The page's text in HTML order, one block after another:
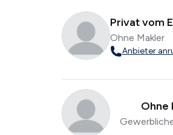
Privat vom
Ohne Makler
Anbieter
Ohne